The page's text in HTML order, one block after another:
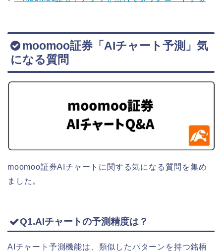
moomoo証券「AIチャート予測」気
になる質問
moomoo証券AIチャートに関する気になる質問を集め
ました。
Q1.AIチャートの予測精度は？
AIチャート予測機能は、類似したパターンを持つ銘柄